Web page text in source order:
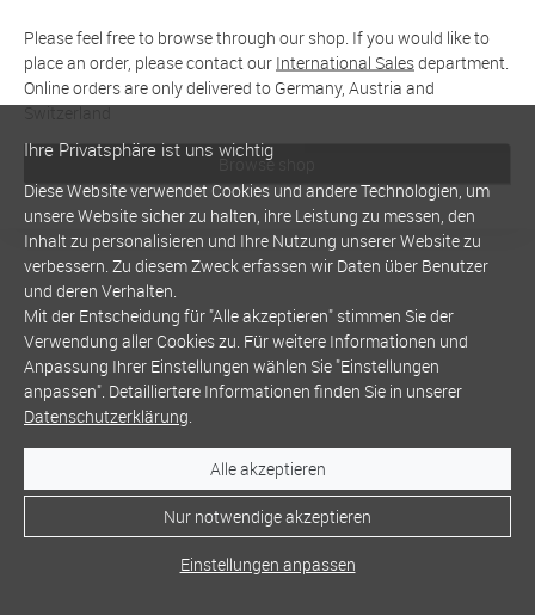
Please feel free to browse through our shop. If you would like to
place an order, please contact our International Salesdepartment.
Online orders are only delivered to Germany, Austria and
Switzerland
Browse shop
Ihre Privatsphäre ist uns wichtig
Diese Website verwendet Cookies und andere Technologien, um
unsere Website sicher zu halten, ihre Leistung zu messen, den
Inhalt zu personalisieren und Ihre Nutzung unserer Website zu
verbessern. Zu diesem Zweck erfassen wir Daten über Benutzer
und deren Verhalten.
Mit der Entscheidung für "Alle akzeptieren" stimmen Sie der
Verwendung aller Cookies zu. Für weitere Informationen und
Anpassung Ihrer Einstellungen wählen Sie "Einstellungen
anpassen". Detailliertere Informationen finden Sie in unserer
Datenschutzerklärung.
Alle akzeptieren
Nur notwendige akzeptieren
Einstellungen anpassen